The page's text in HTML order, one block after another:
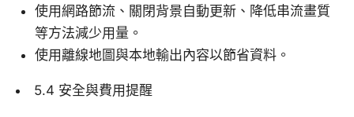
使用網路節流、關閉背景自動更新、降低串流畫質
等方法減少用量。
使用離線地圖與本地輸出內容以節省資料。
5.4 安全與費用提醒